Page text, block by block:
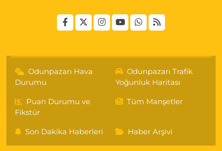
Odunpazarı Hava
Durumu
Odunpazarı Trafik
Yoğunluk Haritası
Puan Durumu ve
Fikstür
Tüm Manşetler
Son Dakika Haberleri Haber Arşivi